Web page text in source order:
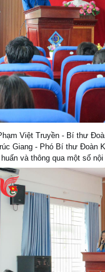
Việt Truyền - Bí thư
Giang - Phó Bí thư Đoàn
và thông qua một số